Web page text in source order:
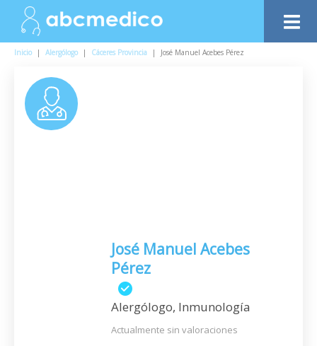
Inicio | Alergólogo | Cáceres Provincia | José Manuel Acebes Pérez
José Manuel Acebes
Pérez
Alergólogo, Inmunología
Actualmente sin valoraciones